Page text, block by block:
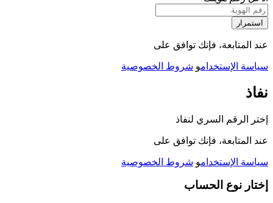
استمرار
عند المتابعة، فإنك توافق على
سياسة الإستخدامو شروط الخصوصية
نفاذ
إختر الرقم السري لنفاذ
عند المتابعة، فإنك توافق على
سياسة الإستخدامو شروط الخصوصية
إختار نوع الحساب